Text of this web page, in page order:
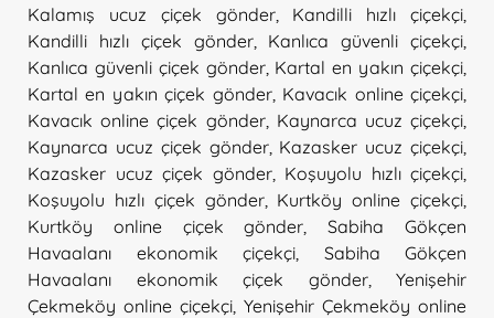
Kalamış ucuz çiçek gönder, Kandilli hızlı çiçekçi
Kandilli hızlı çiçek gönder, Kanlıca güvenli çiçekçi
Kanlıca güvenli çiçek gönder, Kartal en yakın çiçekçi
Kartal en yakın çiçek gönder, Kavacık online çiçekçi
Kavacık online çiçek gönder, Kaynarca ucuz çiçekçi
Kaynarca ucuz çiçek gönder, Kazasker ucuz çiçekçi
Kazasker ucuz çiçek gönder, Koşuyolu hızlı çiçekçi
Koşuyolu hızlı çiçek gönder, Kurtköy online çiçekçi
Kurtköy online çiçek gönder ,Sabiha Gökçen
Havaalanı ekonomik çiçekçi
Sabiha Gökçen
Havaalanı ekonomik çiçek gönder, Yenişehir
Çekmeköy online çiçekçi Yenişehir Çekmeköy online